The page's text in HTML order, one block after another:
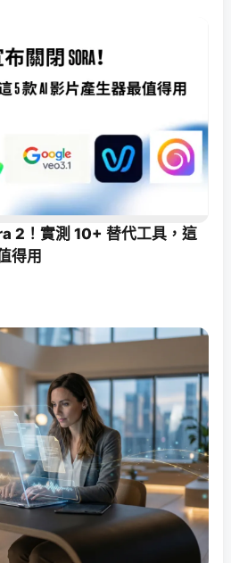
2！實測 10+ 替代工具，這
得用